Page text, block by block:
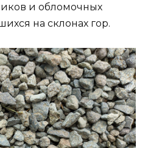
и обломочных
на склонах гор.